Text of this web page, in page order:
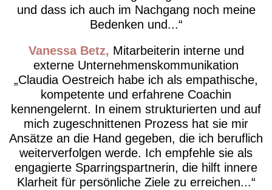
und dass ich auch im Nachgang noch meine
Bedenken und...
Vanessa Betz
Mitarbeiterin interne und
externe Unternehmenskommunikation
Claudia Oestreich habe ich als empathische,
kompetente und erfahrene Coachin
kennengelernt. In einem strukturierten und auf
mich zugeschnittenen Prozess hat sie mir
Ansätze an die Hand gegeben, die ich beruflich
weiterverfolgen werde. Ich empfehle sie als
engagierte Sparringspartnerin, die hilft innere
Klarheit für persönliche Ziele zu erreichen...